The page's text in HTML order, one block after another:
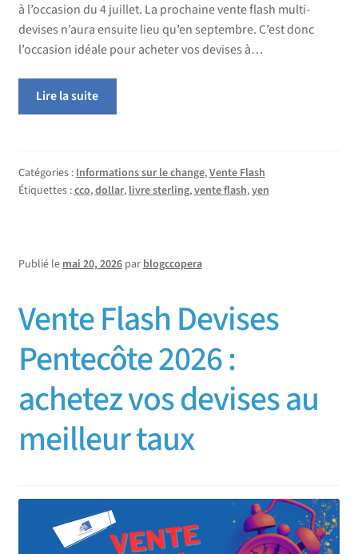
à l’occasion du 4 juillet. La prochaine vente flash multi-
devises n’aura ensuite lieu qu’en septembre. C’est donc
l’occasion idéale pour acheter vos devises à…
Lire la suite
Catégories :Informations sur le change,Vente Flash
Étiquettes :cco,dollar,livre sterling,vente flash,yen
Publié le mai 20, 2026 par blogccopera
Vente Flash Devises
Pentecôte 2026 :
achetez vos devises au
meilleur taux